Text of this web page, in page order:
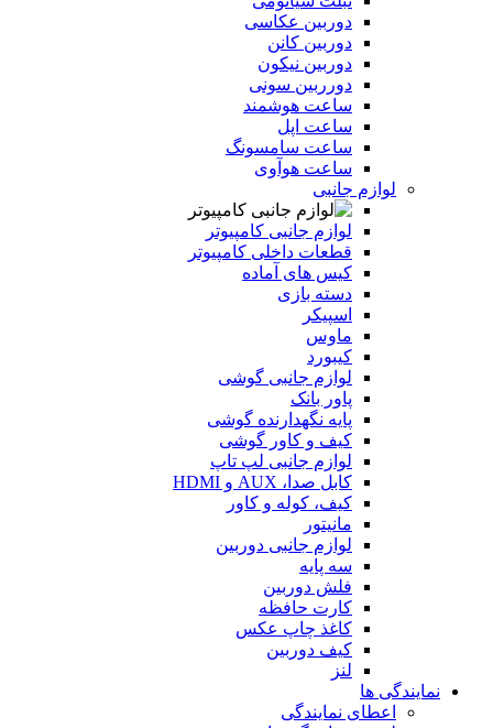
دوربین عکاسی
دوربین کانن
دوربین نیکون
دورربین سونی
ساعت هوشمند
ساعت اپل
ساعت سامسونگ
ساعت هوآوی
لوازم جانبی
لوازم جانبی کامپیوتر
قطعات داخلی کامپیوتر
کیس های آماده
دسته بازی
اسپیکر
ماوس
کیبورد
لوازم جانبی گوشی
پاور بانک
پایه نگهدارنده گوشی
کیف و کاور گوشی
لوازم جانبی لپ تاپ
کابل صدا، AUX و HDMI
کیف، کوله و کاور
مانیتور
لوازم جانبی دوربین
سه پایه
فلش دوربین
کارت حافظه
کاغذ چاپ عکس
کیف دوربین
لنز
نمایندگی ها
اعطای نمایندگی